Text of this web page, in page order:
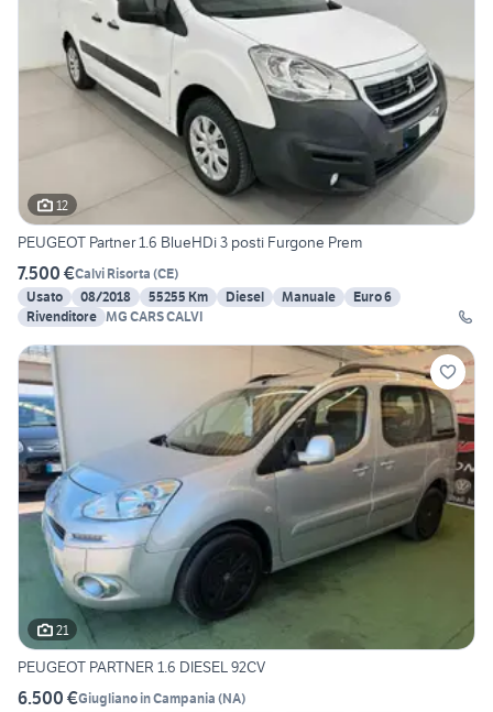
12
PEUGEOT Partner 1.6 BlueHDi 3 posti Furgone Prem
7.500 €Calvi Risorta (CE)
Usato
08/2018 55255 Km Diesel Manuale
Euro 6
Rivenditore MG CARS CALVI
21
PEUGEOT PARTNER 1.6 DIESEL 92CV
6.500 €Giugliano in Campania (NA)